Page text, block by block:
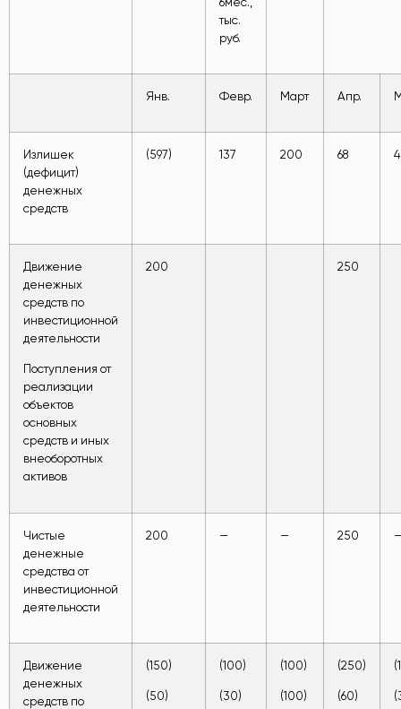
тыс.
руб.
Янв. Февр. Март Апр.
Излишек
(дефицит)
денежных
средств
(597) 137 200 68
Движение
денежных
средств по
инвестиционной
деятельности
Поступления от
реализации
объектов
основных
средств и иных
внеоборотных
активов
200 250
Чистые
денежные
средства от
инвестиционной
деятельности
200 — — 250
Движение
денежных
средств по
(150)
(50)
(100)
(30)
(100)
(100)
(250)
(60)